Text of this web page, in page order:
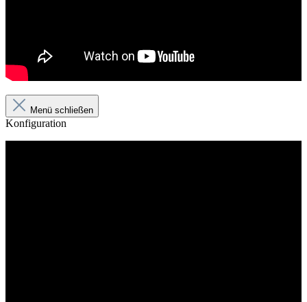
Menü schließen
Konfiguration